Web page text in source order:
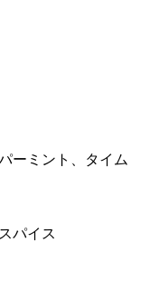
ーミント、タイム
パイス